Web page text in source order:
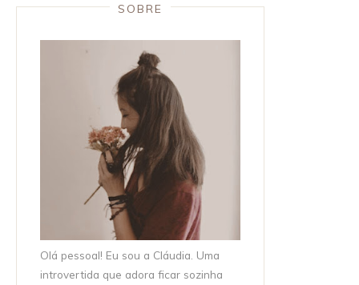
SOBRE
Olá pessoal! Eu sou a Cláudia. Uma
introvertida que adora ficar sozinha